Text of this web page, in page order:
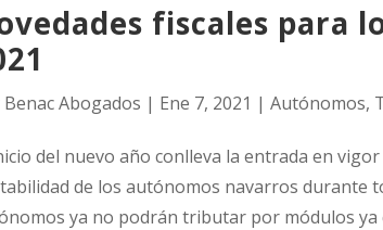
fiscales para
Benac Abogados | Ene 7, 2021 |Autónomos,
del nuevo año conlleva la entrada en
de los autónomos navarros durante
ya no podrán tributar por módulos ya